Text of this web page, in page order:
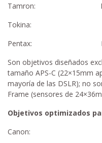
Tamron:
Tokina:
Pentax:
Son objetivos diseñados
tamaño APS-C (22×15mm
mayoría de las DSLR); no
Frame (sensores de
Objetivos optimizados
Canon: